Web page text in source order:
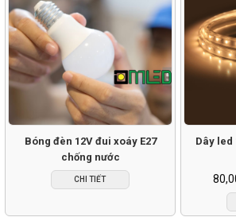
Bóng đèn 12V đui xoáy E27
chống nước
CHI TIẾT
Dây led